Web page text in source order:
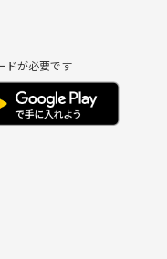
ドが必要です